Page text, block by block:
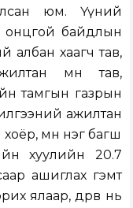
юм. Үүний
онцгой байдлын
албан хаагч тав,
мөн тав,
тамгын газрын
ажилтан
мөн нэг багш
хуулийн 20.7
ашиглах гэмт
ялаар, дөрөв нь